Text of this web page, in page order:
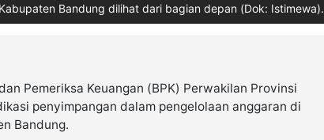
Bandung dilihat dari bagian depan (Dok: Istimewa).
Pemeriksa Keuangan (BPK) Perwakilan Provinsi
penyimpangan dalam pengelolaan anggaran di
Bandung.